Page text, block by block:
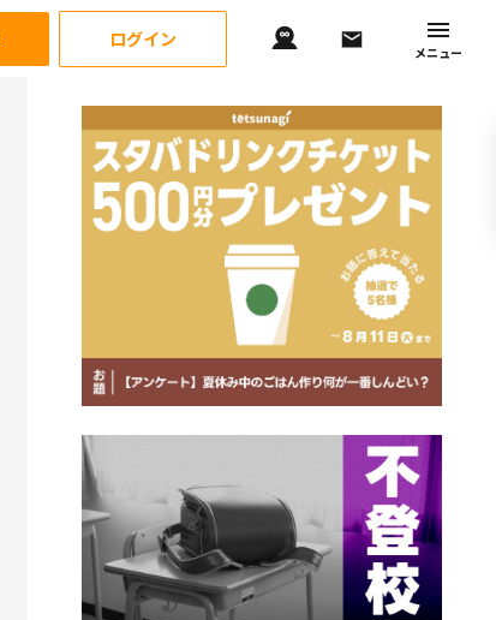
ログイン
メニュー